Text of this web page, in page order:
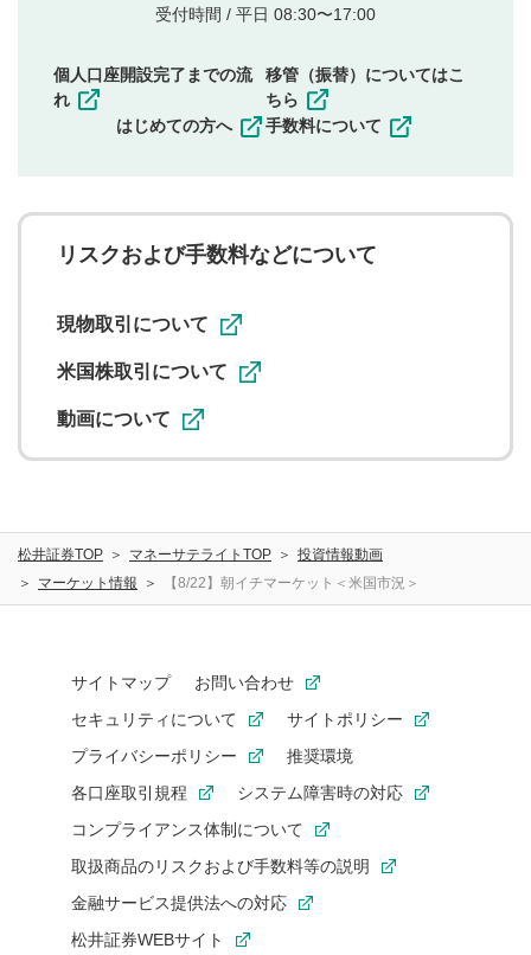
他者の権利（商標、著作権、その他の知的財産
その他当社が不適切と判断した投稿
一度投稿した評価およびコメントの変更・削除はできま
ことを承諾したものとします。また、利用者は、コメント
に関する著作者人格権を行使しないことに同意します。利
用者が投稿したコメントは、当社サービスの広告・宣伝、
ることがあります。
受付時間 / 平日 08:30〜17:00
個人口座開設完了までの流
れ
はじめての方へ
移管（振替）についてはこ
ちら
手数料について
リスクおよび手数料などについて
現物取引について
米国株取引について
動画について
松井証券TOP マネーサテライトTOP
投資情報動画
マーケット情報
【8/22】朝イチマーケット＜米国市況＞
サイトマップ
お問い合わせ
セキュリティについて
サイトポリシー
プライバシーポリシー
推奨環境
各口座取引規程
システム障害時の対応
コンプライアンス体制について
取扱商品のリスクおよび手数料等の説明
金融サービス提供法への対応
松井証券WEBサイト